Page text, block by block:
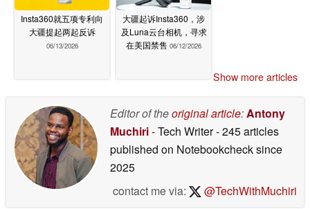
Insta360就五项专利向
大疆提起两起反诉
06/13/2026
大疆起诉Insta360，涉
及Luna云台相机，寻求
在美国禁售 06/12/2026
Show more articles
Editor of theoriginal article: Antony
Muchiri- Tech Writer- 245 articles
published on Notebookchecksince
2025
contact me via:
@TechWithMuchiri